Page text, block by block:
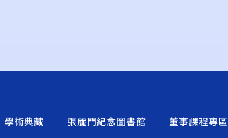
學術典藏 張麗門紀念圖書館 董事課程專區